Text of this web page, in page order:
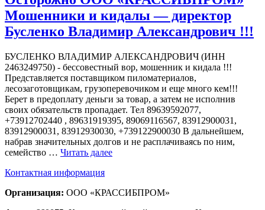
Мошенники и кидалы — директор
Бусленко Владимир Александрович !!!
БУСЛЕНКО ВЛАДИМИР АЛЕКСАНДРОВИЧ (ИНН
2463249750) - бессовестный вор, мошенник и кидала !!!
Представляется поставщиком пиломатериалов,
лесозаготовщикам, грузоперевочиком и еще много кем!!!
Берет в предоплату деньги за товар, а затем не исполнив
своих обязательств пропадает. Тел 89639592077,
+73912702440 , 89631919395, 89069116567, 83912900031,
83912900031, 83912930030, +739122900030 В дальнейшем,
набрав значительных долгов и не расплачиваясь по ним,
семейство … Читать далее
Контактная информация
Организация: ООО «КРАССИБПРОМ»